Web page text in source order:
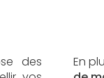
des
En